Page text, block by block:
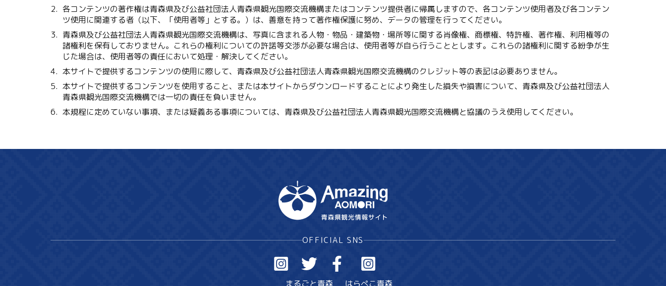
各コンテンツの著作権は青森県及び公益社団法人青森県観光国際交流機構またはコンテンツ提供者に帰属しますので、各コンテンツ使用者及び各コンテン
ツ使用に関連する者（以下、「使用者等」とする。）は、善意を持って著作権保護に努め、データの管理を行ってください。
青森県及び公益社団法人青森県観光国際交流機構は、写真に含まれる人物・物品・建築物・場所等に関する肖像権、商標権、特許権、著作権、利用権等の
諸権利を保有しておりません。これらの権利についての許諾等交渉が必要な場合は、使用者等が自ら行うこととします。これらの諸権利に関する紛争が生
じた場合は、使用者等の責任において処理・解決してください。
本サイトで提供するコンテンツの使用に際して、青森県及び公益社団法人青森県観光国際交流機構のクレジット等の表記は必要ありません。
本サイトで提供するコンテンツを使用すること、または本サイトからダウンロードすることにより発生した損失や損害について、青森県及び公益社団法人
青森県観光国際交流機構では一切の責任を負いません。
本規程に定めていない事項、または疑義ある事項については、青森県及び公益社団法人青森県観光国際交流機構と協議のうえ使用してください。
OFFICIAL SNS
まるごと青森 はらぺこ青森